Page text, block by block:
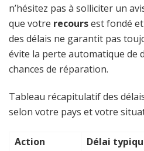
n’hésitez pas à solliciter un
que votre recoursest fondé
des délais ne garantit pas
évite la perte automatique de
chances de réparation.
Tableau récapitulatif des
selon votre pays et votre
Action Délai